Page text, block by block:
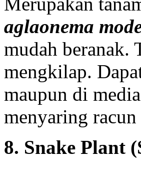
aglaonema
mudah beranak.
mengkilap.
maupun di
menyaring
8. Snake Plant